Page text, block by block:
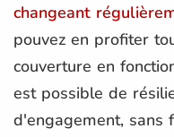
changeant
pouvez en profiter
couverture en
est possible de
d'engagement, sans